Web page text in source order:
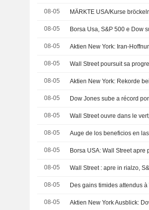
08-05 MÄRKTE USA/Kurse
08-05
08-05 Aktien New York: Iran-
08-05 Wall Street poursuit sa
08-05 Aktien New York: Rekorde
08-05
08-05 Wall Street ouvre dans le
08-05 Auge de los beneficios en
08-05 Borsa USA: Wall Street apre
08-05 Wall Street : apre in rialzo,
08-05 Des gains timides attendus
08-05